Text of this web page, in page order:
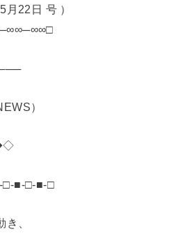
日 号 ）
）
□-■-□-■-□
、